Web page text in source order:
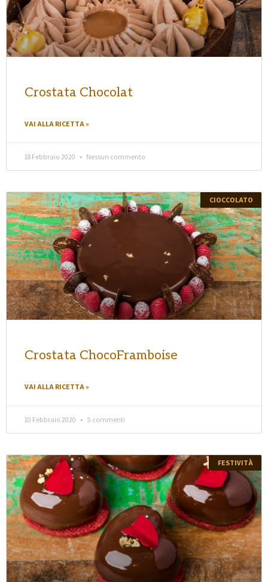
Crostata Chocolat
VAI ALLA RICETTA »
18 Febbraio 2020 Nessun commento
CIOCCOLATO
Crostata ChocoFramboise
VAI ALLA RICETTA »
10 Febbraio 2020 5 commenti
FESTIVITÀ